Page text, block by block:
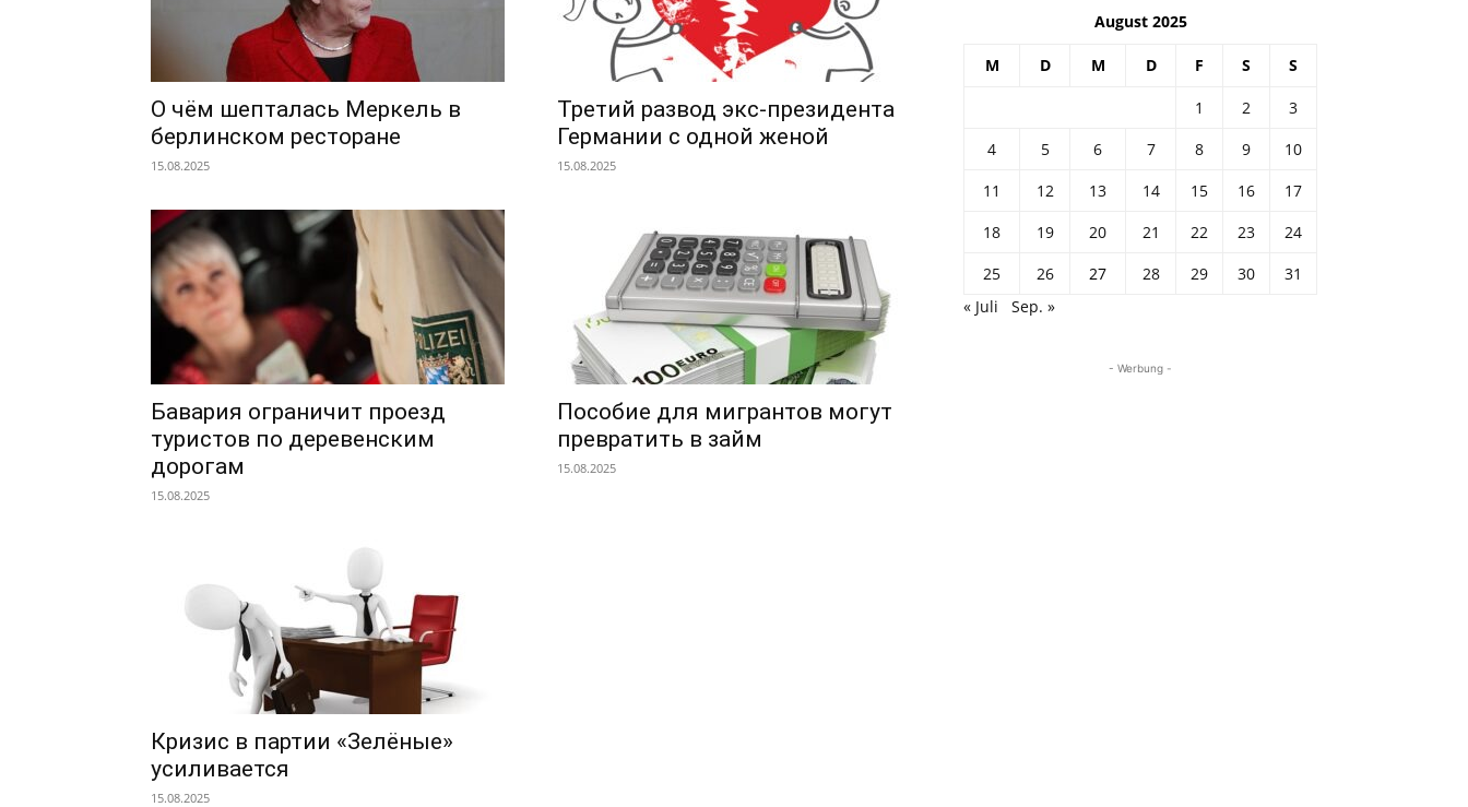
О чём шепталась Меркель в
берлинском ресторане
15.08.2025
Третий развод экс-президента
Германии с одной женой
15.08.2025
Бавария ограничит проезд
туристов по деревенским
дорогам
15.08.2025
Пособие для мигрантов могут
превратить в займ
15.08.2025
Кризис в партии «Зелёные»
усиливается
15.08.2025
August 2025
M D M D F S S
1 2
3
4
5 6 7 8 9
10
11
12 13 14 15 16
17
18
19 20 21 22 23
24
25
26 27 28 29 30
31
« Juli
Sep. »
- Werbung -